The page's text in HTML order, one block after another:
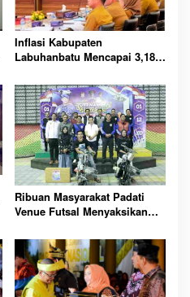
Inflasi Kabupaten
Labuhanbatu Mencapai 3,18%
Soroti Kenaikan Harga
Ribuan Masyarakat Padati
Venue Futsal Menyaksikan
Inhil Cup 2023